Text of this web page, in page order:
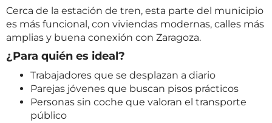
Cerca de la estación de tren, esta parte del municipio
es más funcional, con viviendas modernas, calles más
amplias y buena conexión con Zaragoza.
¿Para quién es ideal?
Trabajadores que se desplazan a diario
Parejas jóvenes que buscan pisos prácticos
Personas sin coche que valoran el transporte
público